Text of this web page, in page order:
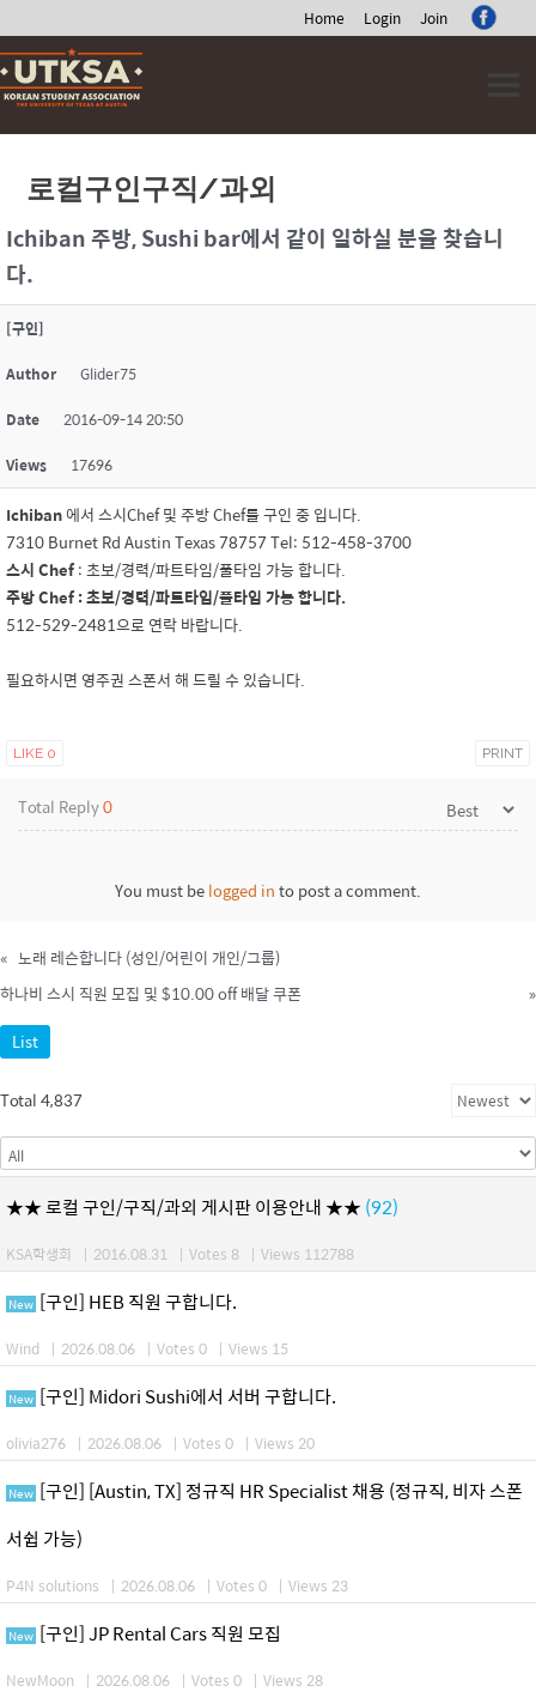
Home Login Join
Skip
to
content
로컬구인구직/과외
Ichiban 주방, Sushi bar에서 같이 일하실 분을 찾습니
다.
[구인]
Author Glider75
Date 2016-09-14 20:50
Views 17696
Ichiban에서 스시Chef 및 주방 Chef를 구인 중 입니다.
7310 Burnet Rd Austin Texas 78757 Tel: 512-458-3700
스시 Chef: 초보/경력/파트타임/풀타임 가능 합니다.
주방 Chef: 초보/경력/파트타임/풀타임 가능 합니다.
512-529-2481으로 연락 바랍니다.
필요하시면 영주권 스폰서 해 드릴 수 있습니다.
LIKE 0 PRINT
Total Reply0
You must belogged into post a comment.
« 노래 레슨합니다 (성인/어린이 개인/그룹)
하나비 스시 직원 모집 및 $10.00 off 배달 쿠폰
»
List
Total 4,837
★★ 로컬 구인/구직/과외 게시판 이용안내 ★★ (92)
KSA학생회 | 2016.08.31 | Votes 8 | Views 112788
New [구인] HEB 직원 구합니다.
Wind | 2026.08.06 | Votes 0 | Views 15
New [구인] Midori Sushi에서 서버 구합니다.
olivia276 | 2026.08.06 | Votes 0 | Views 20
New [구인] [Austin, TX] 정규직 HR Specialist 채용 (정규직, 비자 스폰
서쉽 가능)
P4N solutions | 2026.08.06 | Votes 0 | Views 23
New [구인] JP Rental Cars 직원 모집
NewMoon | 2026.08.06 | Votes 0 | Views 28